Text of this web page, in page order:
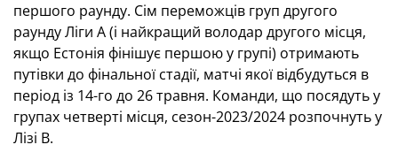
першого раунду. Сім переможців груп другого
раунду Ліги А (і найкращий володар другого місця,
якщо Естонія фінішує першою у групі) отримають
путівки до фінальної стадії, матчі якої відбудуться в
період із 14-го до 26 травня. Команди, що посядуть у
групах четверті місця, сезон-2023/2024 розпочнуть у
Лізі В.